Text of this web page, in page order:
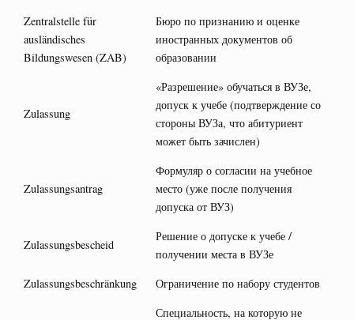
Zentralstelle für
ausländisches
Bildungswesen (ZAB)
Бюро по признанию и оценке
иностранных документов об
образовании
Zulassung
«Разрешение» обучаться в ВУЗе,
допуск к учебе (подтверждение со
стороны ВУЗа, что абитуриент
может быть зачислен)
Zulassungsantrag
Формуляр о согласии на учебное
место (уже после получения
допуска от ВУЗ)
Zulassungsbescheid
Решение о допуске к учебе /
получении места в ВУЗе
Zulassungsbeschränkung
Ограничение по набору студентов
Специальность, на которую не